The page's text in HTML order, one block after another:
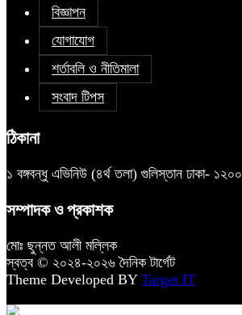
বিজ্ঞাপন
যোগাযোগ
শর্তাবলি ও নীতিমালা
সংবাদ টিপস
ঠিকানা
১ বঙ্গবন্ধু এভিনিউ (৪র্থ তলা) গুলিস্তান ঢাকা- ১২০০
সম্পাদক ও প্রকাশক
মোঃ ছুন্নত আলী মল্লিক
স্বত্ব © ২০২৪-২০২৬ দৈনিক টার্গেট
Theme Developed BY Target IT